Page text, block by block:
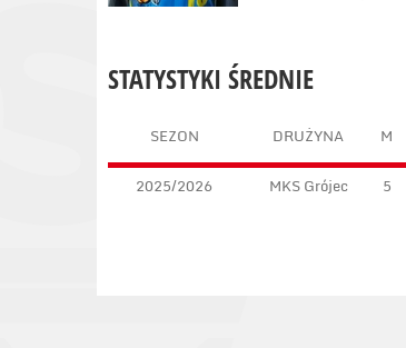
STATYSTYKI ŚREDNIE
SEZON DRUŻYNA M
2025/2026 MKS Grójec 5